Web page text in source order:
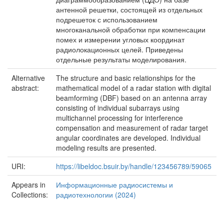
антенной решетки, состоящей из отдельных
подрешеток с использованием
многоканальной обработки при компенсации
помех и измерении угловых координат
радиолокационных целей. Приведены
отдельные результаты моделирования.
Alternative
abstract:
The structure and basic relationships for the
mathematical model of a radar station with digital
beamforming (DBF) based on an antenna array
consisting of individual subarrays using
multichannel processing for interference
compensation and measurement of radar target
angular coordinates are developed. Individual
modeling results are presented.
URI:
https://libeldoc.bsuir.by/handle/123456789/59065
Appears in
Collections:
Информационные радиосистемы и
радиотехнологии (2024)